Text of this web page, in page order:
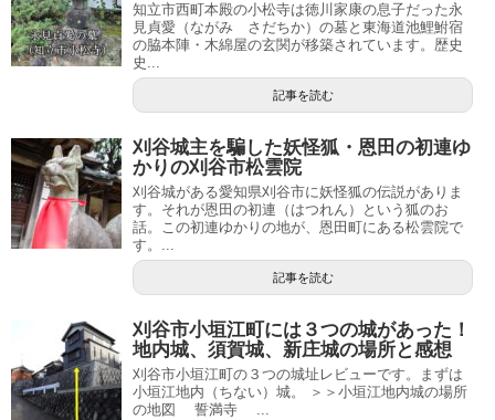
知立市西町本殿の小松寺は徳川家康の息子だった永
見貞愛（ながみ さだちか）の墓と東海道池鯉鮒宿
の脇本陣・木綿屋の玄関が移築されています。歴史
史...
記事を読む
刈谷城主を騙した妖怪狐・恩田の初連ゆ
かりの刈谷市松雲院
刈谷城がある愛知県刈谷市に妖怪狐の伝説がありま
す。それが恩田の初連（はつれん）という狐のお
話。この初連ゆかりの地が、恩田町にある松雲院で
す。...
記事を読む
刈谷市小垣江町には３つの城があった！
地内城、須賀城、新庄城の場所と感想
刈谷市小垣江町の３つの城址レビューです。まずは
小垣江地内（ちない）城。 ＞＞小垣江地内城の場所
の地図 誓満寺 ...